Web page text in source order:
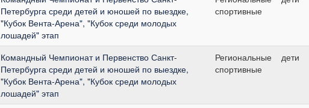
Петербурга среди детей и юношей по выездке,
"Кубок Вента-Арена", "Кубок среди молодых
лошадей" этап
спортивные
Командный Чемпионат и Первенство Санкт-
Петербурга среди детей и юношей по выездке,
"Кубок Вента-Арена", "Кубок среди молодых
лошадей" этап
Региональные
спортивные
дети